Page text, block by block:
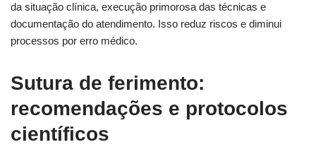
da situação clínica, execução primorosa das técnicas e
documentação do atendimento. Isso reduz riscos e diminui
processos por erro médico.
Sutura de ferimento:
recomendações e protocolos
científicos